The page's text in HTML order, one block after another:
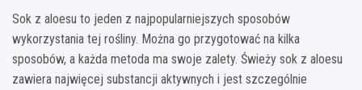
Sok z aloesu to jeden z najpopularniejszych sposobów
wykorzystania tej rośliny. Można go przygotować na kilka
sposobów, a każda metoda ma swoje zalety. Świeży sok z aloesu
zawiera najwięcej substancji aktywnych i jest szczególnie